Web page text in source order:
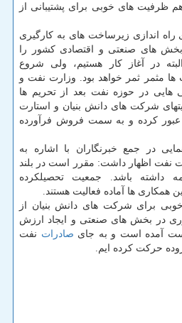
ظرفیت های خوبی برای پشتیبانی از
راه اندازی زیرساخت های به كارگیری
های صنعتی و اقتصادی كشور را
در آغاز كار هستیم، ولی شروع
مثمر ثمر خواهد بود. وزارت نفت و
در حوزه نفت بعد از تحریم ها
شركت های دانش بنیان و استارت
كرده و به سمت فروش فرآورده
در جمع خبرنگاران با اشاره به
نفت اظهار داشت: مقرر است در بلند
داشته باشد. جمعیت تحصیلكرده
همكاری ها آماده فعالیت هستند.
برای شركت های دانش بنیان از
در بخش های صنعتی و ایجاد ارزش
آمده است و به جای صادرات نفت
حركت كرده ایم.